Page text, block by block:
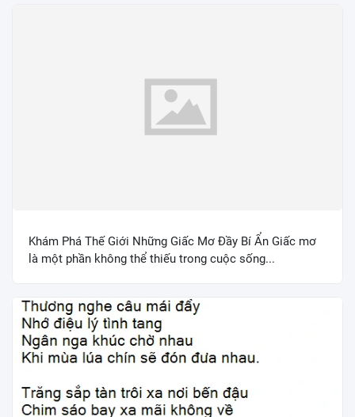
Khám Phá Thế Giới Những Giấc Mơ Đầy Bí Ẩn Giấc mơ
là một phần không thể thiếu trong cuộc sống...